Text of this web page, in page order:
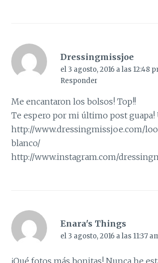
Dressingmissjoe
el 3 agosto, 2016 a las 12:48
Responder
Me encantaron los bolsos! Top!!
Te espero por mi último post guapa!
http://www.dressingmissjoe.com/
blanco/
http://www.instagram.com/
Enara's Things
el 3 agosto, 2016 a las 11:37